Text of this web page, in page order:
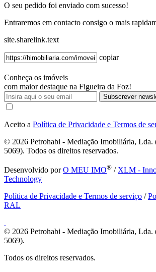
O seu pedido foi enviado com sucesso!
Entraremos em contacto consigo o mais
site.sharelink.text
copiar
Conheça os imóveis
com maior destaque na Figueira da Foz!
Subscrever
Aceito a Política de Privacidade e Termos de
© 2026 Petrohabi - Mediação Imobiliária,
5069). Todos os direitos reservados.
Desenvolvido porO MEU IMO® / XLM -
Technology
Política de Privacidade e Termos de serviço /
RAL
© 2026 Petrohabi - Mediação Imobiliária,
5069).
Todos os direitos reservados.